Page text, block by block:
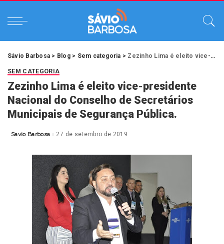
Sávio Barbosa > Blog> Sem categoria > Zezinho Lima é eleito vice-presidente Nacional do Conselho de Secretários Municipais de Segurança Pública.
SEM CATEGORIA
Zezinho Lima é eleito vice-presidente
Nacional do Conselho de Secretários
Municipais de Segurança Pública.
Posted
Savio Barbosa 27 de setembro de 2019